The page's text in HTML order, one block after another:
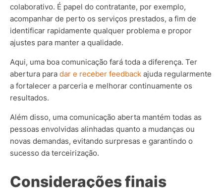
colaborativo. É papel do contratante, por exemplo,
acompanhar de perto os serviços prestados, a fim de
identificar rapidamente qualquer problema e propor
ajustes para manter a qualidade.
Aqui, uma boa comunicação fará toda a diferença. Ter
abertura para dar e receber feedback ajuda regularmente
a fortalecer a parceria e melhorar continuamente os
resultados.
Além disso, uma comunicação aberta mantém todas as
pessoas envolvidas alinhadas quanto a mudanças ou
novas demandas, evitando surpresas e garantindo o
sucesso da terceirização.
Considerações finais